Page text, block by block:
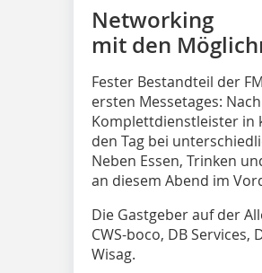
Networking
mit den
Fester Bestandteil der
ersten Messetages:
Komplettdienstleister in
den Tag bei
Neben Essen, Trinken
an diesem Abend im
Die Gastgeber auf der
CWS-boco, DB Services,
Wisag.